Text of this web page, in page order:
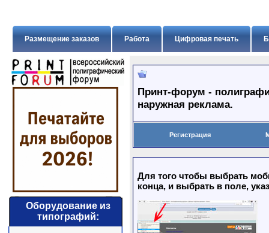
Цифровая печать
Работа
Размещение заказов
Оборудование из
типографий:
Принт-форум -
наружная реклама.
Регистрация
Для того чтобы выбрать
конца, и выбрать в поле,